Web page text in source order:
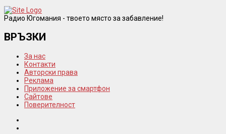
Радио Югомания - твоето място за забавление!
ВРЪЗКИ
За нас
Контакти
Авторски права
Реклама
Приложение за смартфон
Сайтове
Поверителност